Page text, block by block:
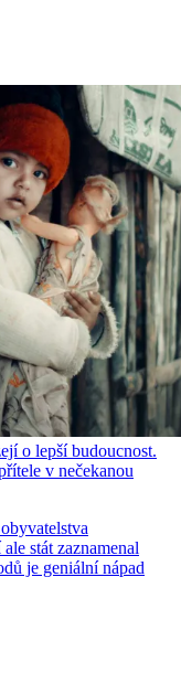
o lepší budoucnost.
v nečekanou
stát zaznamenal
je geniální nápad